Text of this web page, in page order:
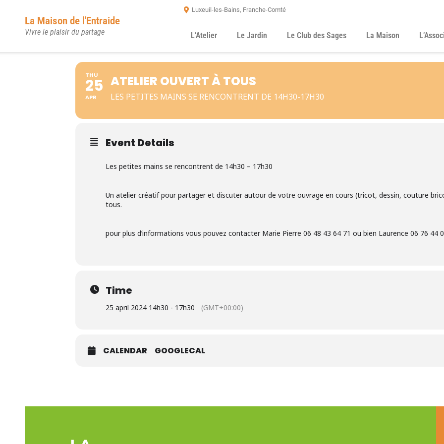
La Maison de l'Entraide
Vivre le plaisir du partage
Luxeuil-les-Bains, Franche-Comté
L’Atelier Le Jardin Le Club des Sages La Maison
THU
25
APR
ATELIER OUVERT À TOUS
LES PETITES MAINS SE RENCONTRENT DE 14H30-17H30
Event Details
Les petites mains se rencontrent de 14h30 – 17h30
Un atelier créatif pour partager et discuter autour de votre ouvrage en cours (tricot, dessin, couture
tous.
pour plus d’informations vous pouvez contacter Marie Pierre 06 48 43 64 71 ou bien Laurence 06 76 44
Time
25 april 2024 14h30 - 17h30 (GMT+00:00)
CALENDAR GOOGLECAL